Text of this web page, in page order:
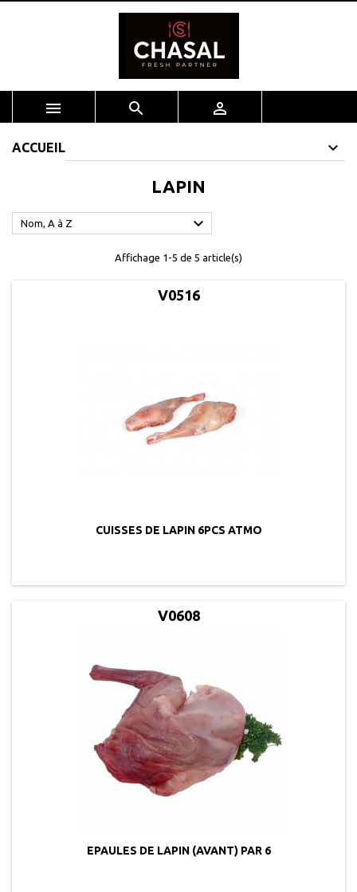
  
ACCUEIL
LAPIN
Nom, A à Z 
Affichage 1-5 de 5 article(s)
V0516
CUISSES DE LAPIN 6PCS ATMO
V0608
EPAULES DE LAPIN (AVANT) PAR 6